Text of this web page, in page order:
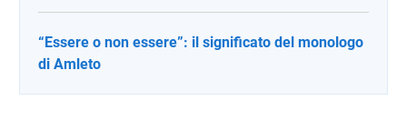
“Essere o non essere”: il significato del monologo
di Amleto